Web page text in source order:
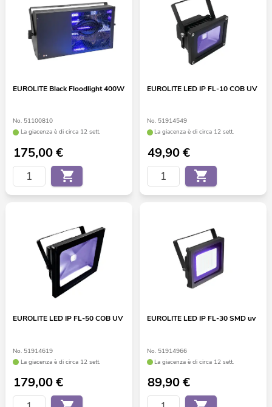
EUROLITE Black Floodlight 400W
No. 51100810
La giacenza è di circa 12 sett.
175,00€
EUROLITE LED IP FL-10 COB UV
No. 51914549
La giacenza è di circa 12 sett.
49,90€
EUROLITE LED IP FL-50 COB UV
No. 51914619
La giacenza è di circa 12 sett.
179,00€
EUROLITE LED IP FL-30 SMD uv
No. 51914966
La giacenza è di circa 12 sett.
89,90€